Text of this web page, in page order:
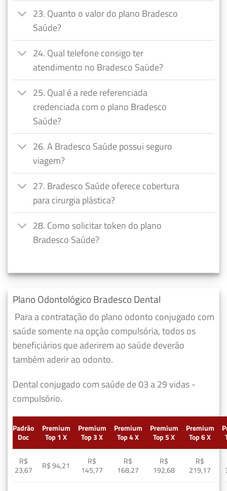
23. Quanto o valor do plano Bradesco
Saúde?
24. Qual telefone consigo ter
atendimento no Bradesco Saúde?
25. Qual é a rede referenciada
credenciada com o plano Bradesco
Saúde?
26. A Bradesco Saúde possui seguro
viagem?
27. Bradesco Saúde oferece cobertura
para cirurgia plástica?
28. Como solicitar token do plano
Bradesco Saúde?
Plano Odontológico Bradesco Dental
Para a contratação do plano odonto conjugado com
saúde somente na opção compulsória, todos os
beneficiários que aderirem ao saúde deverão
também aderir ao odonto.
Dental conjugado com saúde de 03 a 29 vidas -
compulsório.
Padrão
Doc
Premium
Top 1 X
Premium
Top 3 X
Premium
Top 4 X
Premium
Top 5 X
Premium
Top 6 X
R$
23,67
R$ 94,21
R$
145,77
R$
168,27
R$
192,68
R$
219,17